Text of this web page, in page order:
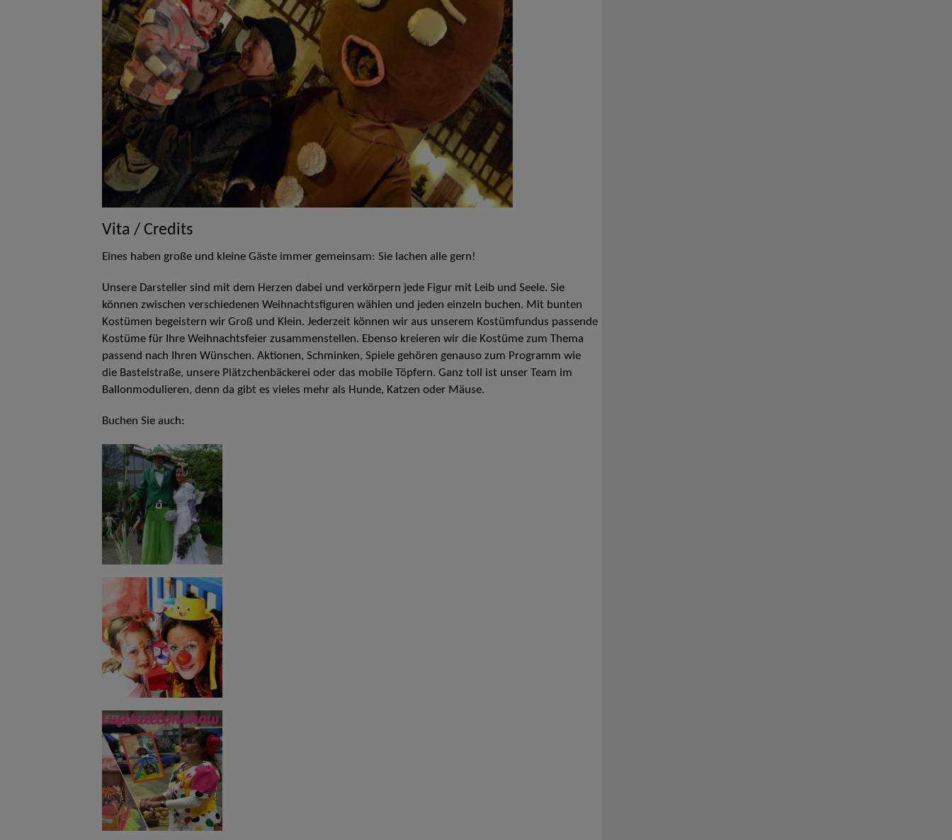
Vita / Credits
Eines haben große und kleine Gäste immer gemeinsam: Sie lachen alle gern!
Unsere Darsteller sind mit dem Herzen dabei und verkörpern jede Figur mit Leib und Seele. Sie
können zwischen verschiedenen Weihnachtsfiguren wählen und jeden einzeln buchen. Mit bunten
Kostümen begeistern wir Groß und Klein. Jederzeit können wir aus unserem Kostümfundus passende
Kostüme für Ihre Weihnachtsfeier zusammenstellen. Ebenso kreieren wir die Kostüme zum Thema
passend nach Ihren Wünschen. Aktionen, Schminken, Spiele gehören genauso zum Programm wie
die Bastelstraße, unsere Plätzchenbäckerei oder das mobile Töpfern. Ganz toll ist unser Team im
Ballonmodulieren, denn da gibt es vieles mehr als Hunde, Katzen oder Mäuse.
Buchen Sie auch: